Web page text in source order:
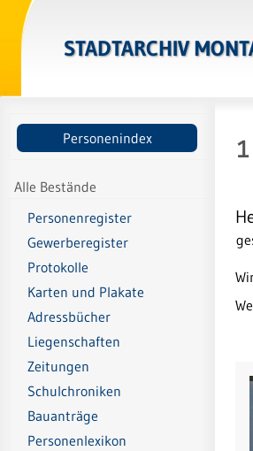
STADTARCHIV
Personenindex
Alle Bestände
Personenregister
Gewerberegister
Protokolle
Karten und Plakate
Adressbücher
Liegenschaften
Zeitungen
Schulchroniken
Bauanträge
Personenlexikon
1